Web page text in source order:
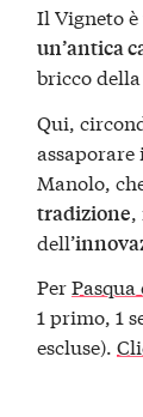
Il Vigneto
un’antica
bricco
Qui,
Manolo,
tradizione
dell’
Per
1 primo, 1
escluse).